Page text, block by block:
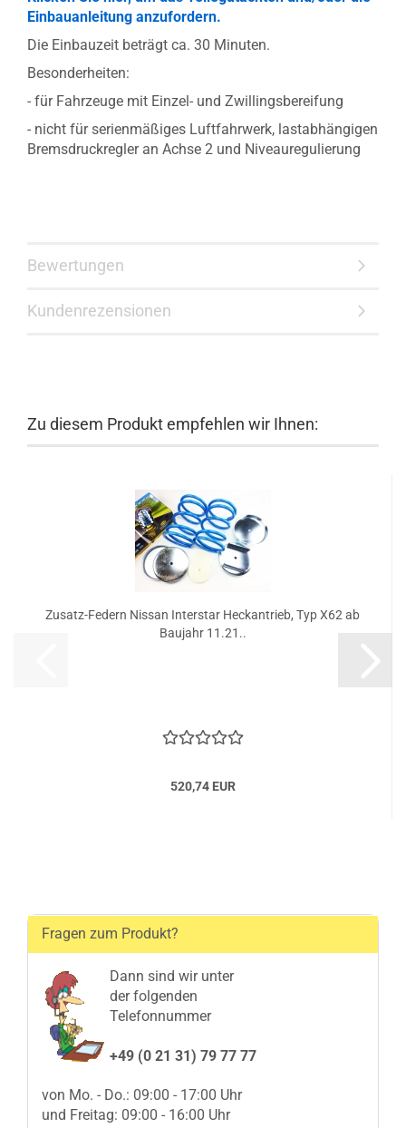
Einbauanleitung anzufordern.
Die Einbauzeit beträgt ca. 30 Minuten.
Besonderheiten:
- für Fahrzeuge mit Einzel- und Zwillingsbereifung
- nicht für serienmäßiges Luftfahrwerk, lastabhängigen
Bremsdruckregler an Achse 2 und Niveauregulierung
Bewertungen
Kundenrezensionen
Zu diesem Produkt empfehlen wir Ihnen:
Zusatz-Federn Nissan Interstar Heckantrieb, Typ X62 ab
Baujahr 11.21..
520,74 EUR
Fragen zum Produkt?
Dann sind wir unter
der folgenden
Telefonnummer
+49 (0 21 31) 79 77 77
von Mo. - Do.: 09:00 - 17:00 Uhr
und Freitag: 09:00 - 16:00 Uhr